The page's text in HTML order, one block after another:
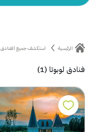
الرئيسية استكشف جميع الفنادق
فنادق لوبوتا (1)